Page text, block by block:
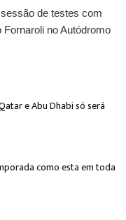
de testes com
no Autódromo
e Abu Dhabi só será
como esta em toda